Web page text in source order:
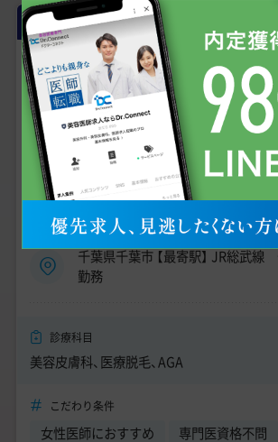
常勤
【千葉／年収
医療脱毛／常勤
迎・週4日～勤務
験OK《ゴリラクリ
千葉県 NEW
年収 1,664万円〜2,080万円
千葉県千葉市 【最寄駅】 JR総武
勤務
診療科目
美容皮膚科、医療脱毛、AGA
こだわり条件
女性医師におすすめ 専門医資格不問